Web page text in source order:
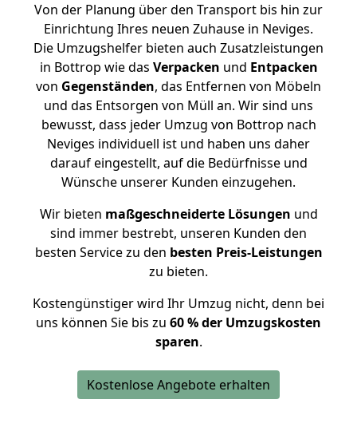
Von der Planung über den Transport bis hin zur
Einrichtung Ihres neuen Zuhause in Neviges.
Die Umzugshelfer bieten auch Zusatzleistungen
in Bottrop wie das Verpacken und Entpacken
von Gegenständen, das Entfernen von Möbeln
und das Entsorgen von Müll an. Wir sind uns
bewusst, dass jeder Umzug von Bottrop nach
Neviges individuell ist und haben uns daher
darauf eingestellt, auf die Bedürfnisse und
Wünsche unserer Kunden einzugehen.
Wir bieten maßgeschneiderte Lösungen und
sind immer bestrebt, unseren Kunden den
besten Service zu den besten Preis-Leistungen
zu bieten.
Kostengünstiger wird Ihr Umzug nicht, denn bei
uns können Sie bis zu 60 % der Umzugskosten
sparen.
Kostenlose Angebote erhalten